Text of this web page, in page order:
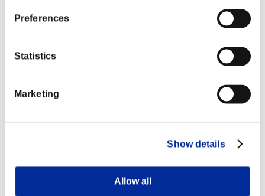
Preferences
Statistics
Marketing
Show details
Allow all
Misiones completadas: 30 o más
Gravedigger
Recompensas de evento